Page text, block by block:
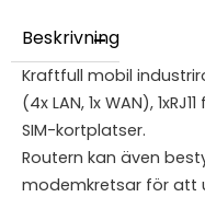
Beskrivning
Kraftfull mobil
(4x LAN, 1x WAN),
SIM-kortplatser.
Routern kan även
modemkretsar för att